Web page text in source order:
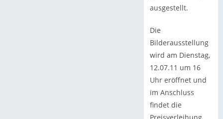
ausgestellt.
Die
Bilderausstellung
wird am Dienstag,
12.07.11 um 16
Uhr eröffnet und
im Anschluss
findet die